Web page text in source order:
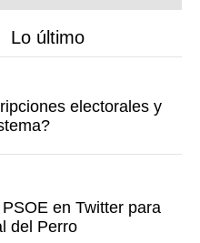
Lo último
electorales y
en Twitter para
del Perro